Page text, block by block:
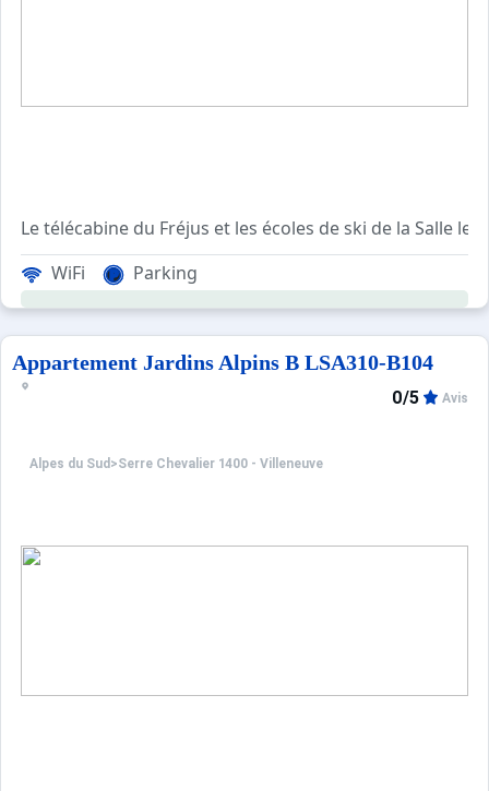
Parking commun aux différentes résidences Concorde.
Les avantages de cette location à la montagne : Vous
Ménage avec désinfection inclus.
WiFi Parking
Appartement Jardins Alpins B LSA310-B104
Alpes du Sud >Serre Chevalier 1400 - Villeneuve
0/5 Avis